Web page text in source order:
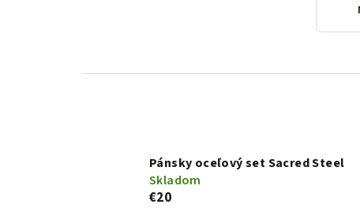
Pánsky oceľový set Sacred Steel
Skladom
€20